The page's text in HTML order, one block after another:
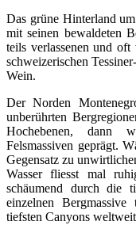
Das grüne Hinterland
mit seinen bewaldeten
teils verlassenen und
schweizerischen
Wein.
Der Norden
unberührten
Hochebenen, dann
Felsmassiven geprägt.
Gegensatz zu
Wasser fliesst mal
schäumend durch die
einzelnen
tiefsten Canyons